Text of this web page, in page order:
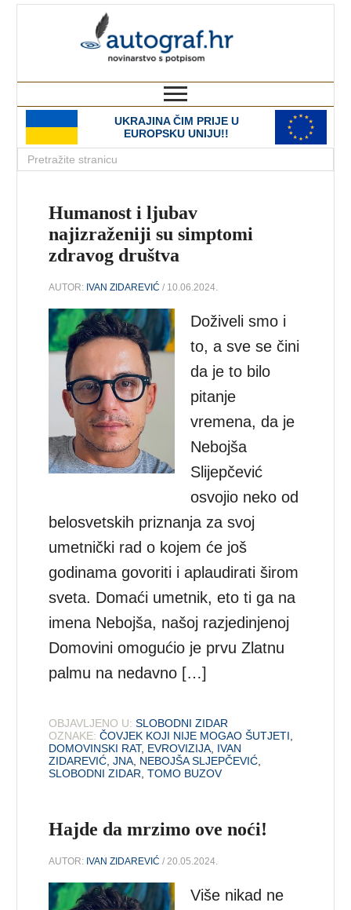
UKRAJINA ČIM PRIJE U
EUROPSKU UNIJU!!
Humanost i ljubav
najizraženiji su simptomi
zdravog društva
AUTOR: IVAN ZIDAREVIĆ / 10.06.2024.
Doživeli smo i
to, a sve se čini
da je to bilo
pitanje
vremena, da je
Nebojša
Slijepčević
osvojio neko od
belosvetskih priznanja za svoj
umetnički rad o kojem će još
godinama govoriti i aplaudirati širom
sveta. Domaći umetnik, eto ti ga na
imena Nebojša, našoj razjedinjenoj
Domovini omogućio je prvu Zlatnu
palmu na nedavno […]
OBJAVLJENO U: SLOBODNI ZIDAR
OZNAKE: ČOVJEK KOJI NIJE MOGAO ŠUTJETI
DOMOVINSKI RAT, EVROVIZIJA IVAN
ZIDAREVIĆ ,JNA NEBOJŠA SLJEPČEVIĆ
SLOBODNI ZIDAR ,TOMO BUZOV
Hajde da mrzimo ove noći!
AUTOR: IVAN ZIDAREVIĆ / 20.05.2024.
Više nikad ne